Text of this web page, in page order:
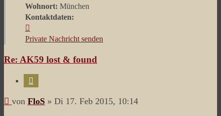
Wohnort: München
Kontaktdaten:
von
Private Nachricht senden
Re: AK59 lost & found
Beitrag
von FloS » Di 17. Feb 2015, 10:14